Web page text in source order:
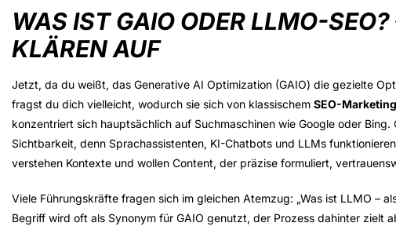
WAS IST GAIO ODER LLMO-
KLÄREN AUF
Jetzt, da du weißt, das Generative AI Optimization (GAIO) die gezielte
fragst du dich vielleicht, wodurch sie sich von klassischem SEO-Marketing
konzentriert sich hauptsächlich auf Suchmaschinen wie Google oder Bing.
Sichtbarkeit, denn Sprachassistenten, KI-Chatbots und LLMs
verstehen Kontexte und wollen Content, der präzise formuliert,
Viele Führungskräfte fragen sich im gleichen Atemzug: „Was ist LLMO –
Begriff wird oft als Synonym für GAIO genutzt, der Prozess dahinter zielt